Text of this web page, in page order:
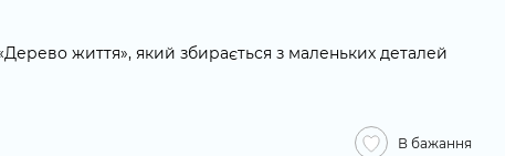
життя», який збирається з маленьких деталей
В бажання